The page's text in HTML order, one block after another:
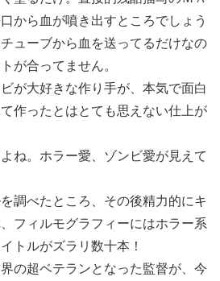
から血が噴き出すところでしょう
ューブから血を送ってるだけなの
が合ってません。
が大好きな作り手が、本気で面白
作ったとはとても思えない仕上が
ね。ホラー愛、ゾンビ愛が見えて
調べたところ、その後精力的にキ
フィルモグラフィーにはホラー系
トルがズラリ数十本！
の超ベテランとなった監督が、今